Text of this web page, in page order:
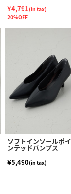
¥4,791(in tax)
20%OFF
ソフトインソールポイ
ンテッドパンプス
¥5,490(in tax)